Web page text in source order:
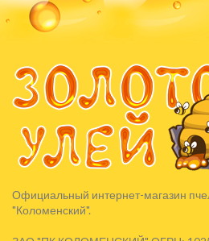
Официальный интернет-магазин
"Коломенский".